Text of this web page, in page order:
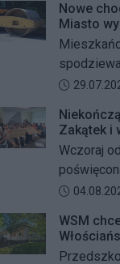
żołnierzy
się akcje
pamięci,
spotkania
wspólne
Nowe
Miasto
miejskiej
dróg dla
ulicach
mają
wszystkie
się
Data
Zakątek i
Dzielnicy
Wczoraj
Data
WSM
wykazała